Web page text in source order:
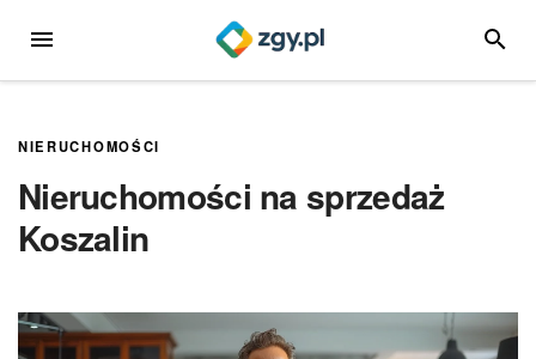
MENU
NIERUCHOMOŚCI
Nieruchomości na sprzedaż
Koszalin